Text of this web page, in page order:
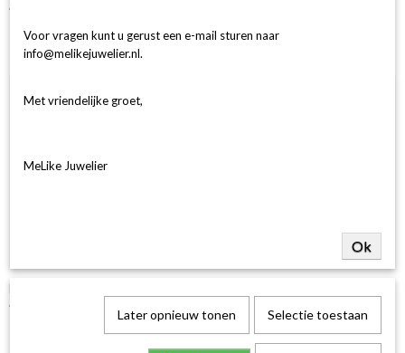
€ 1.249,00
Halo Ring Rond 30-0.25 /1-0.30 G si 18k 750 geel goud
€ 2.499,00
Voor vragen kunt u gerust een e-mail sturen naar
info@melikejuwelier.nl.
Met vriendelijke groet,
MeLike Juwelier
Ok
Later opnieuw tonen Selectie toestaan